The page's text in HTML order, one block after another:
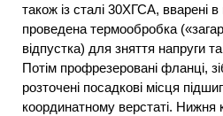
також із сталі 30ХГСА, вварені
проведена термообробка
відпустка) для зняття напруги
Потім профрезеровані фланці,
розточені посадкові місця
координатному верстаті. Нижня